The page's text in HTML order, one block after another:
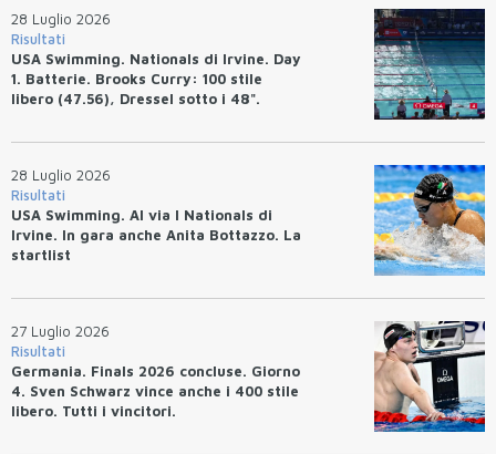
28 Luglio 2026
Risultati
USA Swimming. Nationals di Irvine. Day
1. Batterie. Brooks Curry: 100 stile
libero (47.56), Dressel sotto i 48".
28 Luglio 2026
Risultati
USA Swimming. Al via I Nationals di
Irvine. In gara anche Anita Bottazzo. La
startlist
27 Luglio 2026
Risultati
Germania. Finals 2026 concluse. Giorno
4. Sven Schwarz vince anche i 400 stile
libero. Tutti i vincitori.